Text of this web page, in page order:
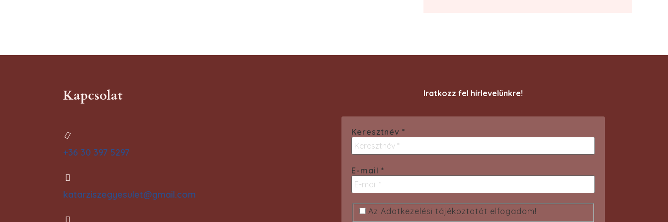
Kapcsolat
+36 30 397 5297
katarziszegyesulet@gmail.com
Iratkozz fel hírlevelünkre!
Keresztnév *
E-mail *
Az Adatkezelési tájékoztatót elfogadom!